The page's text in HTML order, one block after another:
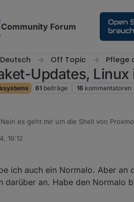
Community Forum
Deutsch Off Topic Pflege
Updates,
61 beiträge 16 kommentatoren
Nein es geht mir um die Shell von
19:12
ich auch ein Normalo. Aber
darüber an. Habe den Normalo